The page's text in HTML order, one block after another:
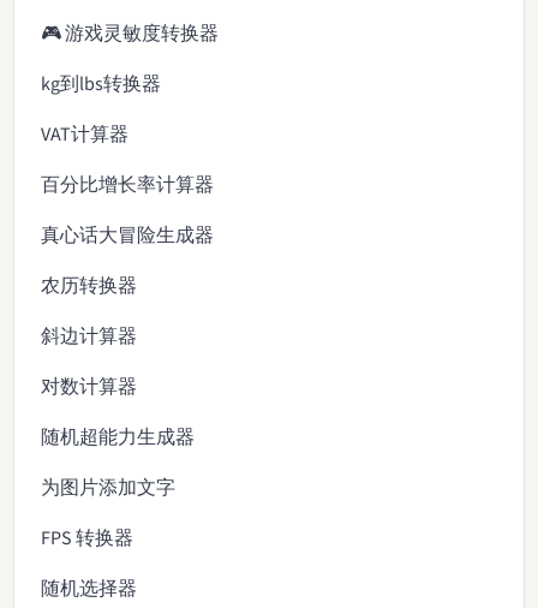
🎮 游戏灵敏度转换器
kg到lbs转换器
VAT计算器
百分比增长率计算器
真心话大冒险生成器
农历转换器
斜边计算器
对数计算器
随机超能力生成器
为图片添加文字
FPS 转换器
随机选择器